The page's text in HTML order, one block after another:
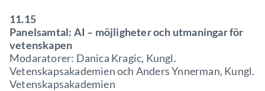
11.15
Panelsamtal: AI – möjligheter och utmaningar för
vetenskapen
Modaratorer: Danica Kragic, Kungl.
Vetenskapsakademien och Anders Ynnerman, Kungl.
Vetenskapsakademien